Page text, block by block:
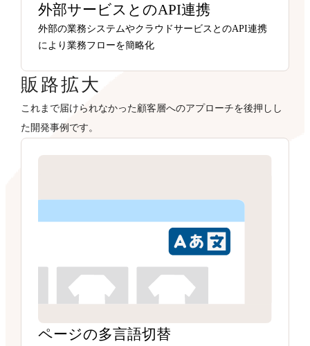
外部サービスとのAPI連携
外部の業務システムやクラウドサービスとのAPI連携
により業務フローを簡略化
販路拡大
これまで届けられなかった顧客層へのアプローチを後押しし
た開発事例です。
ページの多言語切替